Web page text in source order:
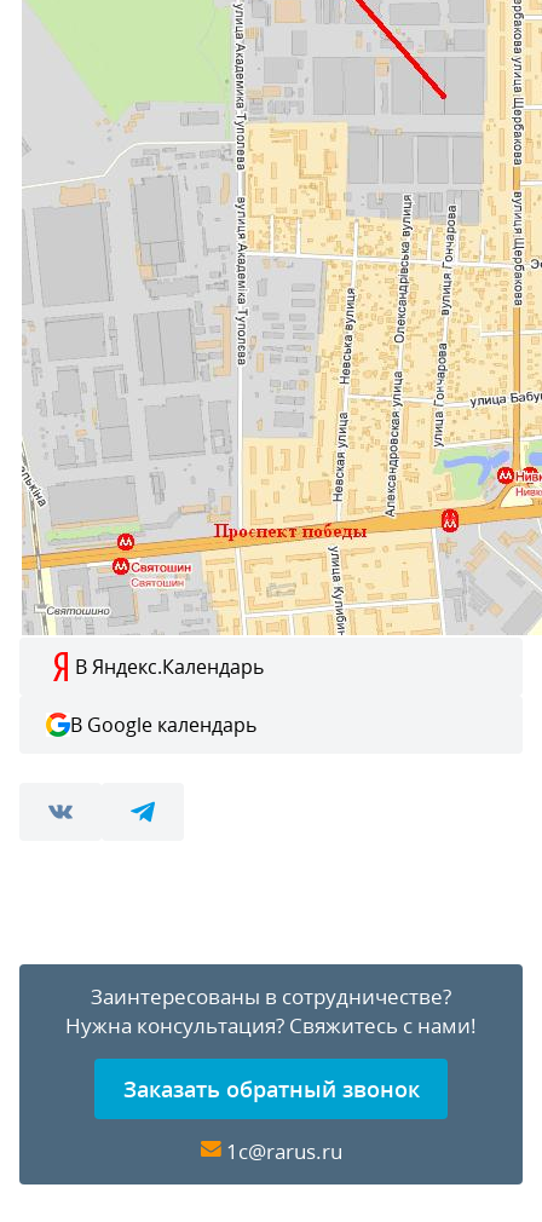
В Яндекс.Календарь
В Google календарь
Заинтересованы в сотрудничестве?
Нужна консультация? Свяжитесь с нами!
Заказать обратный звонок
1c@rarus.ru